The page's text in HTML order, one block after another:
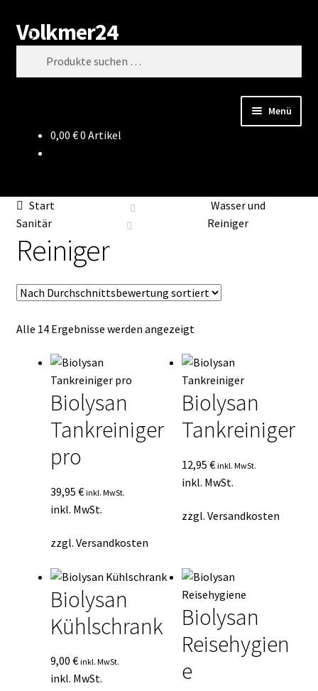
Zur
Navigation
springen
Zum
Inhalt
springen
Volkmer24
Suchen
Menü
Impressum
Datenschutz
Impressum
Kasse
Mein Konto
Mein Konto
0,00 €0 Artikel
Start
Wasser und
Sanitär
Reiniger
Reiniger
Alle 14 Ergebnisse werden angezeigtNach
sortiert
Biolysan
Tankreiniger
pro
39,95 € inkl. MwSt.
inkl. MwSt.
zzgl. Versandkosten
Biolysan
Tankreiniger
12,95€ inkl. MwSt.
inkl. MwSt.
zzgl.Versandkosten
Biolysan
Kühlschrank
9,00 € inkl. MwSt.
inkl. MwSt.
Biolysan
Reisehygien
e